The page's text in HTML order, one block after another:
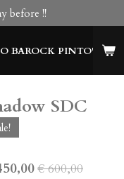
BAROCK PINTO'S
before !!
SDC
€ 600,00